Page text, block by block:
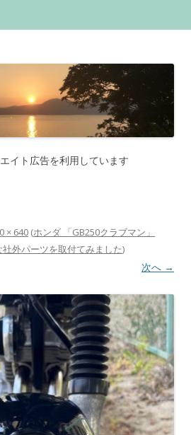
んのブログ
イト広告を利用しています
× 640 (ホンダ 「GB250クラブマン」
外パーツを取付てみました)
次へ →